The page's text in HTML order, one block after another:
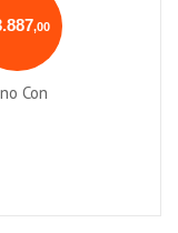
,00
Con